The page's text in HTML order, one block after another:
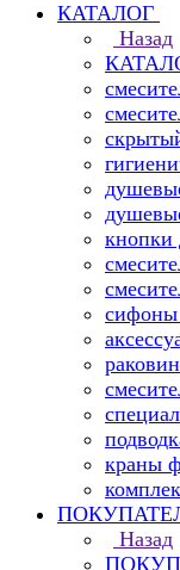
КАТАЛОГ
Назад
кнопки
краны
Назад